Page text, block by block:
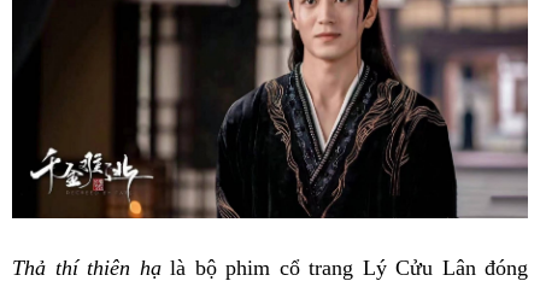
Thả thí thiên hạlà bộ phim cổ trang Lý Cửu Lân đóng